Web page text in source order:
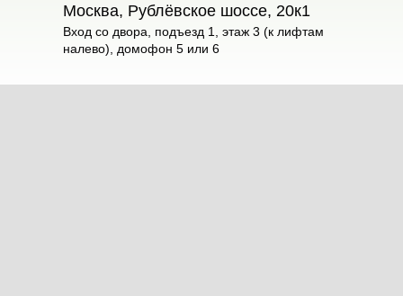
Москва, Рублёвское шоссе, 20к1
Вход со двора, подъезд 1, этаж 3 (к лифтам
налево), домофон 5 или 6